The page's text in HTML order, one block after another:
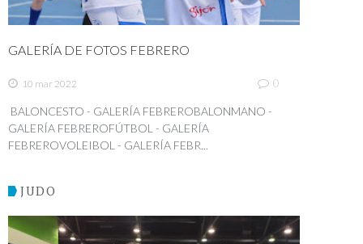
GALERÍA DE FOTOS FEBRERO
10 mar 2022 0
BALONCESTO - GALERÍA FEBREROBALONMANO -
GALERÍA FEBREROFÚTBOL - GALERÍA
FEBREROVOLEIBOL - GALERÍA FEBR...
JUDO